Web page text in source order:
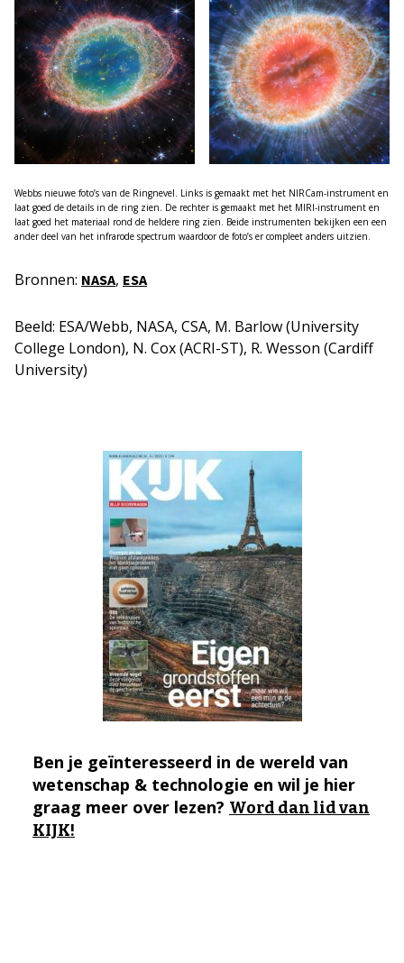
Webbs nieuwe foto’s van de Ringnevel. Links is gemaakt met het NIRCam-instrument en
laat goed de details in de ring zien. De rechter is gemaakt met het MIRI-instrument en
laat goed het materiaal rond de heldere ring zien. Beide instrumenten bekijken een een
ander deel van het infrarode spectrum waardoor de foto’s er compleet anders uitzien.
Bronnen: NASA, ESA
Beeld: ESA/Webb, NASA, CSA, M. Barlow (University
College London), N. Cox (ACRI-ST), R. Wesson (Cardiff
University)
Ben je geïnteresseerd in de wereld van
wetenschap & technologie en wil je hier
graag meer over lezen? Word dan lid van
KIJK!